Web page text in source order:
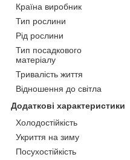
Країна виробник
Тип рослини
Рід рослини
Тип посадкового
матеріалу
Тривалість життя
Відношення до світла
Додаткові характеристики
Холодостійкість
Укриття на зиму
Посухостійкість